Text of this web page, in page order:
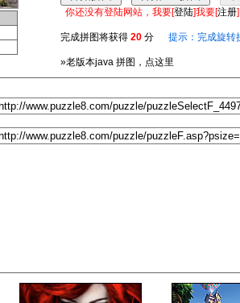
你还没有登陆网站，我要[登陆]我要[注册]
完成拼图将获得 20 分 提示：完成旋转
»老版本java 拼图，点这里